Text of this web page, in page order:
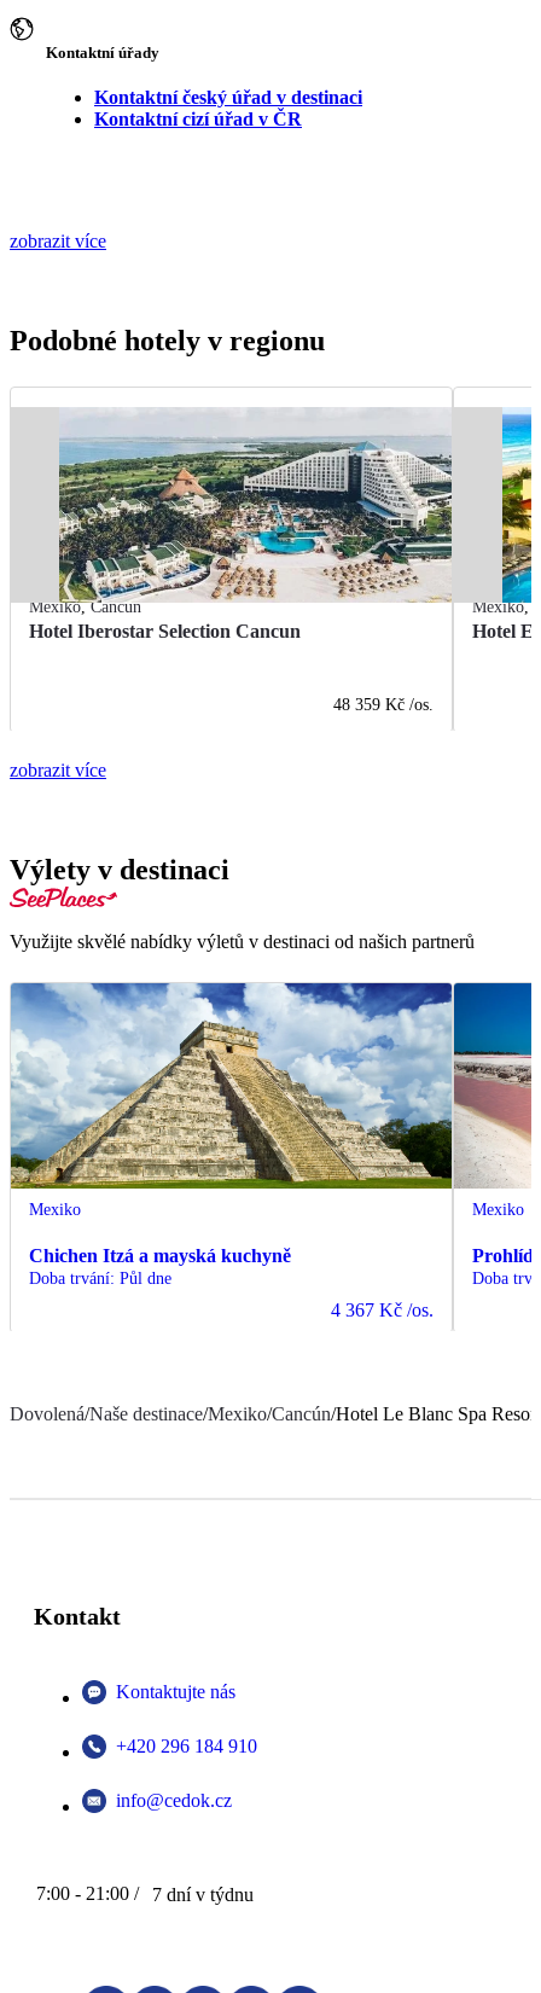
Kontaktní úřady
Kontaktní český úřad v destinaci
Kontaktní cizí úřad v ČR
zobrazit více
Podobné hotely v regionu
Mexiko,Cancún
Hotel Iberostar Selection Cancun
48 359 Kč /os.
Mexiko,
Hotel
zobrazit více
Výlety v destinaci
Využijte skvělé nabídky výletů v destinaci od našich partnerů
Mexiko
Chichen Itzá a mayská kuchyně
Doba trvání: Půl dne
4 367 Kč /os.
Mexiko
Doba
Dovolená/Naše destinace/Mexiko/Cancún/Hotel Le Blanc Spa Resort
Kontakt
Kontaktujte nás
+420 296 184 910
info@cedok.cz
7:00 - 21:00 / 7 dní v týdnu